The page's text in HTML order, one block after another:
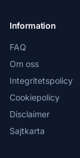
Information
FAQ
Om oss
Integritetspolicy
Cookiepolicy
Disclaimer
Sajtkarta